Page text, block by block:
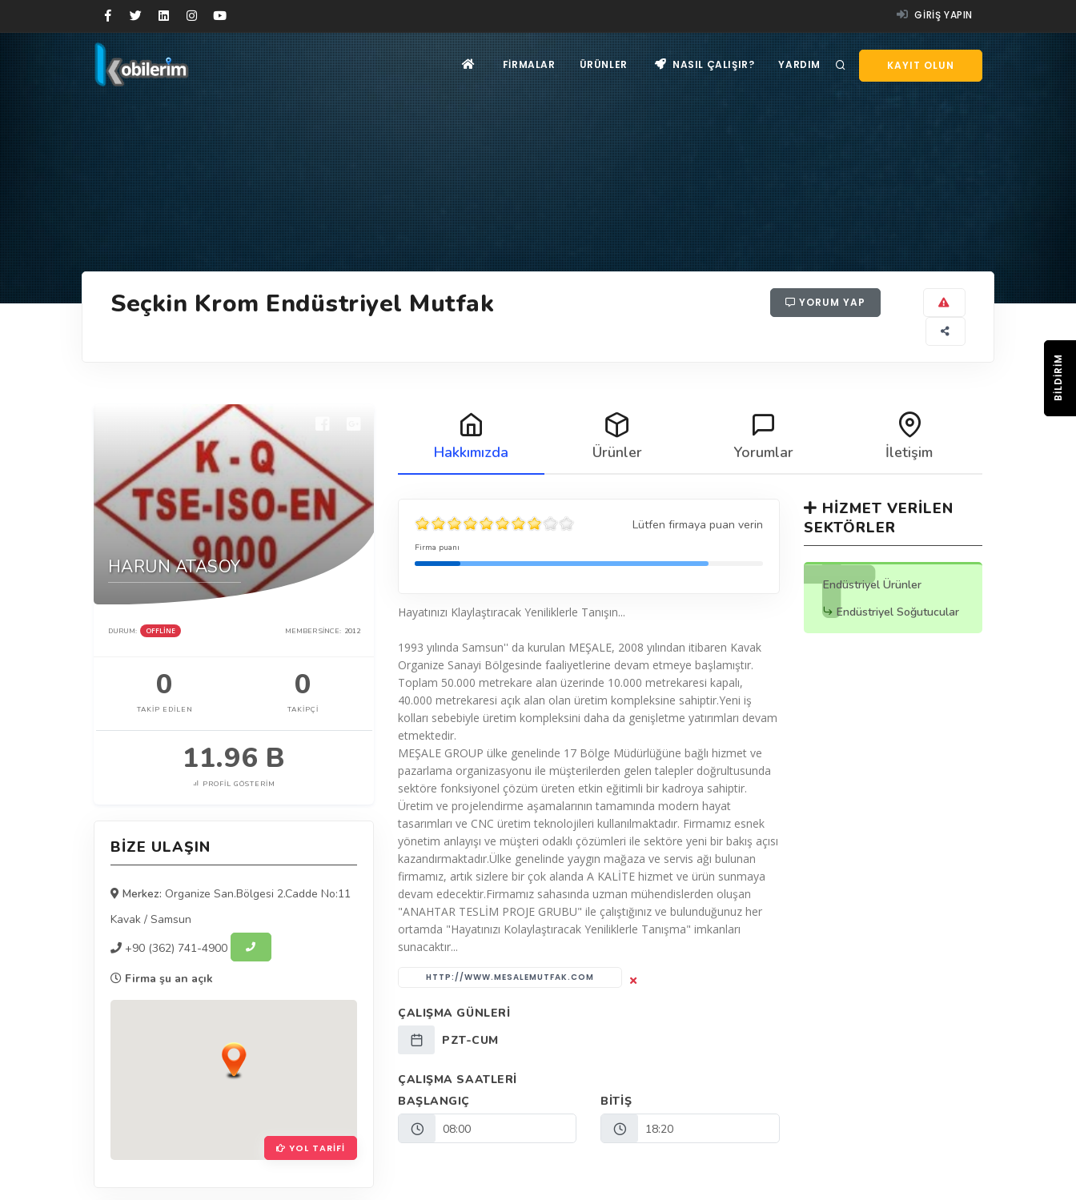
GIRIŞ YAPIN
KAYIT OLUN
FIRMALAR ÜRÜNLER NASIL ÇALIŞIR? YARDIM
Seçkin Krom Endüstriyel Mutfak YORUM YAP
HARUN ATASOY
DURUM: OFFLINE MEMBER SINCE: 2012
0
TAKIP EDILEN
0
TAKIPÇI
11.96 B
PROFIL GÖSTERIM
BIZE ULAŞIN
Merkez: Organize San.Bölgesi 2.Cadde No:11
Kavak / Samsun
+90 (362) 741-4900
Firma şu an açık
YOL TARIFI
Hakkımızda Ürünler Yorumlar İletişim
Lütfen firmaya puan verin
Firma puanı
Hayatınızı Klaylaştıracak Yeniliklerle Tanışın...
1993 yılında Samsun'' da kurulan MEŞALE, 2008 yılından itibaren Kavak
Organize Sanayi Bölgesinde faaliyetlerine devam etmeye başlamıştır.
Toplam 50.000 metrekare alan üzerinde 10.000 metrekaresi kapalı,
40.000 metrekaresi açık alan olan üretim kompleksine sahiptir.Yeni iş
kolları sebebiyle üretim kompleksini daha da genişletme yatırımları devam
etmektedir.
MEŞALE GROUP ülke genelinde 17 Bölge Müdürlüğüne bağlı hizmet ve
pazarlama organizasyonu ile müşterilerden gelen talepler doğrultusunda
sektöre fonksiyonel çözüm üreten etkin eğitimli bir kadroya sahiptir.
Üretim ve projelendirme aşamalarının tamamında modern hayat
tasarımları ve CNC üretim teknolojileri kullanılmaktadır. Firmamız esnek
yönetim anlayışı ve müşteri odaklı çözümleri ile sektöre yeni bir bakış açısı
kazandırmaktadır.Ülke genelinde yaygın mağaza ve servis ağı bulunan
firmamız, artık sizlere bir çok alanda A KALİTE hizmet ve ürün sunmaya
devam edecektir.Firmamız sahasında uzman mühendislerden oluşan
"ANAHTAR TESLİM PROJE GRUBU" ile çalıştığınız ve bulunduğunuz her
ortamda "Hayatınızı Kolaylaştıracak Yeniliklerle Tanışma" imkanları
sunacaktır...
HTTP://WWW.MESALEMUTFAK.COM
ÇALIŞMA GÜNLERI
PZT-CUM
ÇALIŞMA SAATLERI
BAŞLANGIÇ
08:00
BITIŞ
18:20
HIZMET VERILEN
SEKTÖRLER
Endüstriyel Ürünler
Endüstriyel Soğutucular
BILDIRIM